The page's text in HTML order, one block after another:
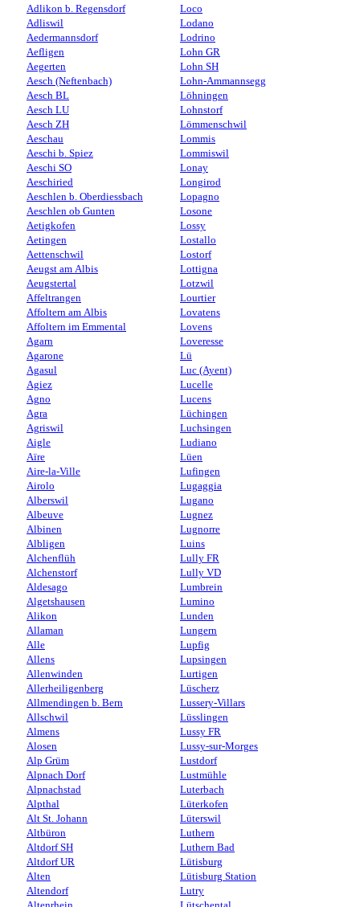
Adlikon b. Regensdorf
Adliswil
Aedermannsdorf
Aefligen
Aegerten
Aesch (Neftenbach)
Aesch BL
Aesch LU
Aesch ZH
Aeschau
Aeschi b. Spiez
Aeschi SO
Aeschiried
Aeschlen b. Oberdiessbach
Aeschlen ob Gunten
Aetigkofen
Aetingen
Aettenschwil
Aeugst am Albis
Aeugstertal
Affeltrangen
Affoltern am Albis
Affoltern im Emmental
Agarn
Agarone
Agasul
Agiez
Agno
Agra
Agriswil
Aigle
Aïre
Aire-la-Ville
Airolo
Alberswil
Albeuve
Albinen
Albligen
Alchenflüh
Alchenstorf
Aldesago
Algetshausen
Alikon
Allaman
Alle
Allens
Allenwinden
Allerheiligenberg
Allmendingen b. Bern
Allschwil
Almens
Alosen
Alp Grüm
Alpnach Dorf
Alpnachstad
Alpthal
Alt St. Johann
Altbüron
Altdorf SH
Altdorf UR
Alten
Altendorf
Loco
Lodano
Lodrino
Lohn GR
Lohn SH
Lohn-Ammannsegg
Löhningen
Lohnstorf
Lömmenschwil
Lommis
Lommiswil
Lonay
Longirod
Lopagno
Losone
Lossy
Lostallo
Lostorf
Lottigna
Lotzwil
Lourtier
Lovatens
Lovens
Loveresse
Lü
Luc (Ayent)
Lucelle
Lucens
Lüchingen
Luchsingen
Ludiano
Lüen
Lufingen
Lugaggia
Lugano
Lugnez
Lugnorre
Luins
Lully FR
Lully VD
Lumbrein
Lumino
Lunden
Lungern
Lupfig
Lupsingen
Lurtigen
Lüscherz
Lussery-Villars
Lüsslingen
Lussy FR
Lussy-sur-Morges
Lustdorf
Lustmühle
Luterbach
Lüterkofen
Lüterswil
Luthern
Luthern Bad
Lütisburg
Lütisburg Station
Lutry